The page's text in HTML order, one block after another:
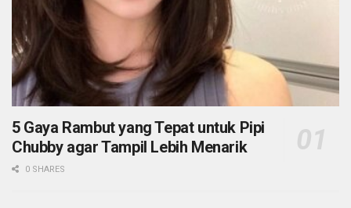
5 Gaya Rambut yang Tepat untuk Pipi
Chubby agar Tampil Lebih Menarik
0 SHARES